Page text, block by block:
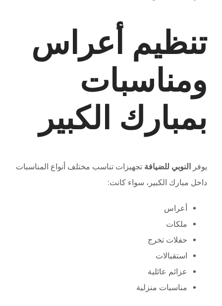
تنظيم أعراس
ومناسبات
بمبارك الكبير
يوفر النوبي للضيافة تجهيزات تناسب مختلف أنواع المناسبات
داخل مبارك الكبير، سواء كانت:
أعراس
ملكات
حفلات تخرج
استقبالات
عزائم عائلية
مناسبات منزلية